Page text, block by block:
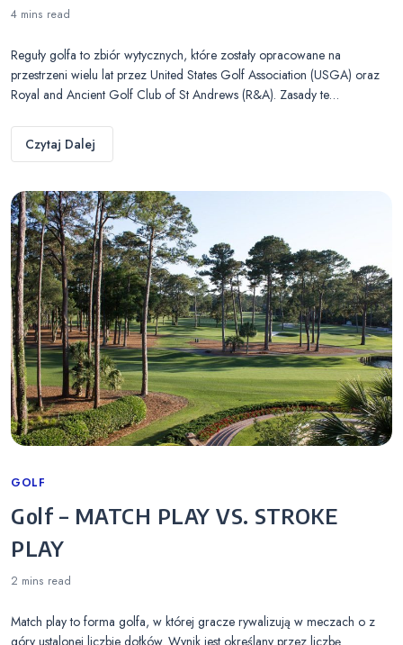
4 mins read
Reguły golfa to zbiór wytycznych, które zostały opracowane na
przestrzeni wielu lat przez United States Golf Association (USGA) oraz
Royal and Ancient Golf Club of St Andrews (R&A). Zasady te…
Czytaj Dalej
Categories
GOLF
Golf – MATCH PLAY VS. STROKE
PLAY
2 mins read
Match play to forma golfa, w której gracze rywalizują w meczach o z
góry ustalonej liczbie dołków. Wynik jest określany przez liczbę